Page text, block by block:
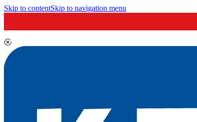
Skip to contentSkip to navigation menu